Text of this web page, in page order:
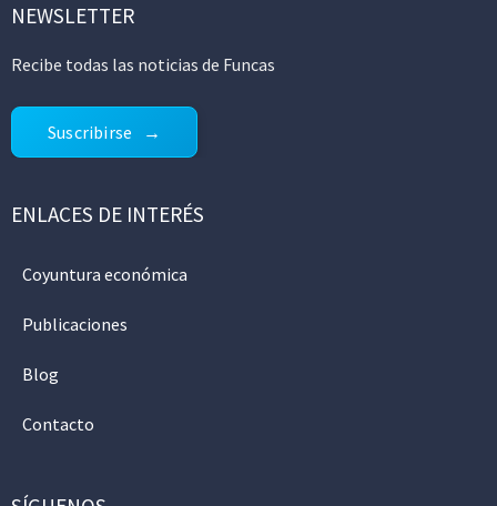
NEWSLETTER
Recibe todas las noticias de Funcas
Suscribirse
ENLACES DE INTERÉS
Coyuntura económica
Publicaciones
Blog
Contacto